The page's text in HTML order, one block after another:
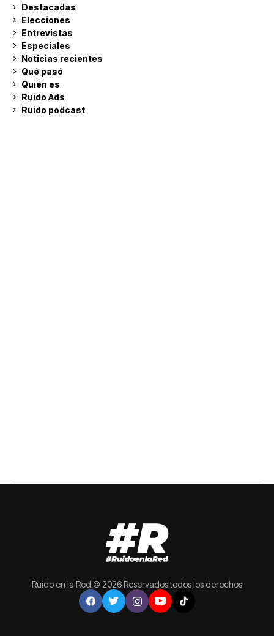
Destacadas
Elecciones
Entrevistas
Especiales
Noticias recientes
Qué pasó
Quién es
Ruido Ads
Ruido podcast
Ruido en la Red © 2026 Reservados todos los derechos